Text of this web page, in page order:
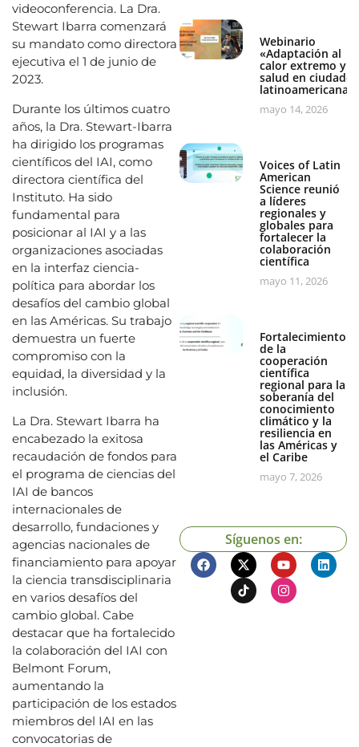
videoconferencia. La Dra.
Stewart Ibarra comenzará
su mandato como directora
ejecutiva el 1 de junio de
2023.
Durante los últimos cuatro
años, la Dra. Stewart-Ibarra
ha dirigido los programas
científicos del IAI, como
directora científica del
Instituto. Ha sido
fundamental para
posicionar al IAI y a las
organizaciones asociadas
en la interfaz ciencia-
política para abordar los
desafíos del cambio global
en las Américas. Su trabajo
demuestra un fuerte
compromiso con la
equidad, la diversidad y la
inclusión.
La Dra. Stewart Ibarra ha
encabezado la exitosa
recaudación de fondos para
el programa de ciencias del
IAI de bancos
internacionales de
desarrollo, fundaciones y
agencias nacionales de
financiamiento para apoyar
la ciencia transdisciplinaria
en varios desafíos del
cambio global. Cabe
destacar que ha fortalecido
la colaboración del IAI con
Belmont Forum,
aumentando la
participación de los estados
miembros del IAI en las
convocatorias de
Webinario
«Adaptación al
calor extremo y
salud en ciudades
mayo 14, 2026
Voices of Latin
American
Science reunió
a líderes
regionales y
globales para
fortalecer la
colaboración
científica
mayo 11, 2026
Fortalecimiento
de la
cooperación
científica
regional para la
soberanía del
conocimiento
climático y la
resiliencia en
las Américas y
el Caribe
mayo 7, 2026
Síguenos en: